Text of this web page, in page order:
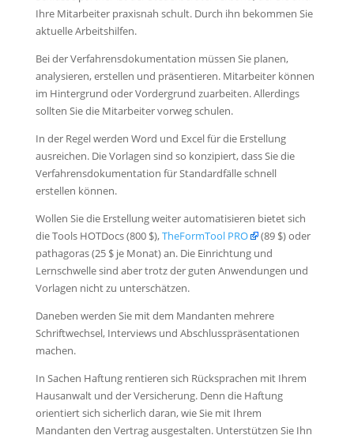
Ihre Mitarbeiter praxisnah schult. Durch ihn bekommen Sie
aktuelle Arbeitshilfen.
Bei der Verfahrensdokumentation müssen Sie planen,
analysieren, erstellen und präsentieren. Mitarbeiter können
im Hintergrund oder Vordergrund zuarbeiten. Allerdings
sollten Sie die Mitarbeiter vorweg schulen.
In der Regel werden Word und Excel für die Erstellung
ausreichen. Die Vorlagen sind so konzipiert, dass Sie die
Verfahrensdokumentation für Standardfälle schnell
erstellen können.
Wollen Sie die Erstellung weiter automatisieren bietet sich
die Tools HOTDocs (800 $),TheFormTool PRO
(89 $) oder
pathagoras (25 $ je Monat) an. Die Einrichtung und
Lernschwelle sind aber trotz der guten Anwendungen und
Vorlagen nicht zu unterschätzen.
Daneben werden Sie mit dem Mandanten mehrere
Schriftwechsel, Interviews und Abschlusspräsentationen
machen.
In Sachen Haftung rentieren sich Rücksprachen mit Ihrem
Hausanwalt und der Versicherung. Denn die Haftung
orientiert sich sicherlich daran, wie Sie mit Ihrem
Mandanten den Vertrag ausgestalten. Unterstützen Sie Ihn